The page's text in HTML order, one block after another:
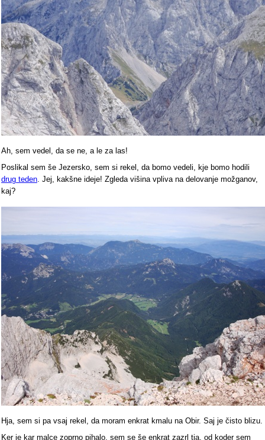
Ah, sem vedel, da se ne, a le za las!
Poslikal sem še Jezersko, sem si rekel, da bomo vedeli, kje bomo hodili
drug teden. Jej, kakšne ideje! Zgleda višina vpliva na delovanje možganov,
kaj?
Hja, sem si pa vsaj rekel, da moram enkrat kmalu na Obir. Saj je čisto blizu.
Ker je kar malce zoprno pihalo, sem se še enkrat zazrl tja, od koder sem